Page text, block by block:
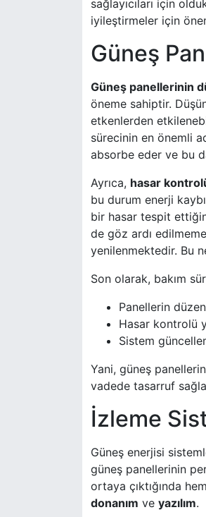
sağlayıcıları için
iyileştirmeler için
Güneş
Güneş panellerinin
öneme sahiptir.
etkenlerden
sürecinin en önemli
absorbe eder ve bu
Ayrıca, hasar
bu durum enerji
bir hasar tespit
de göz ardı
yenilenmektedir. Bu
Son olarak, bakım
Panellerin
Hasar kontrolü
Sistem
Yani, güneş
vadede tasarruf
İzleme
Güneş enerjisi
güneş panellerinin
ortaya çıktığında
donanım ve yazılım.